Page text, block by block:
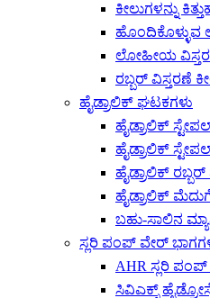
ಕೀಲುಗಳನ್ನು
ಲೋಹೀಯ
ರಬ್ಬರ್ ವಿಸ್ತರಣೆ
ಹೈಡ್ರಾಲಿಕ್ ಘಟಕಗಳು
ಹೈಡ್ರಾಲಿಕ್
ಹೈಡ್ರಾಲಿಕ್
ಹೈಡ್ರಾಲಿಕ್
ಹೈಡ್ರಾಲಿಕ್
ಬಹು-ಸಾಲಿನ
ಸ್ಲರಿ ಪಂಪ್ ವೇರ್
AHR ಸ್ಲರಿ
ಸಿವಿಎಕ್ಸ್